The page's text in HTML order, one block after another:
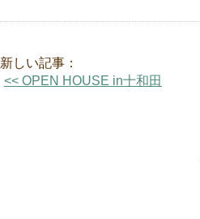
新しい記事：
<< OPEN HOUSE in十和田